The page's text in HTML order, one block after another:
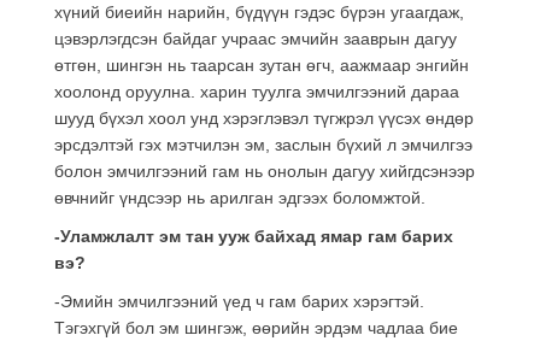
хүний биеийн нарийн, бүдүүн гэдэс бүрэн угаагдаж,
цэвэрлэгдсэн байдаг учраас эмчийн зааврын дагуу
өтгөн, шингэн нь таарсан зутан өгч, аажмаар энгийн
хоолонд оруулна. харин туулга эмчилгээний дараа
шууд бүхэл хоол унд хэрэглэвэл түгжрэл үүсэх өндөр
эрсдэлтэй гэх мэтчилэн эм, заслын бүхий л эмчилгээ
болон эмчилгээний гам нь онолын дагуу хийгдсэнээр
өвчнийг үндсээр нь арилган эдгээх боломжтой.
-Уламжлалт эм тан ууж байхад ямар гам барих
вэ?
-Эмийн эмчилгээний үед ч гам барих хэрэгтэй.
Тэгэхгүй бол эм шингэж, өөрийн эрдэм чадлаа бие